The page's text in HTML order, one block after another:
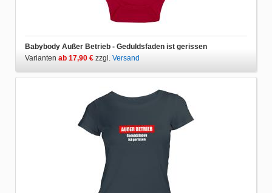
Babybody Außer Betrieb - Geduldsfaden ist gerissen
Varianten ab 17,90 € zzgl. Versand